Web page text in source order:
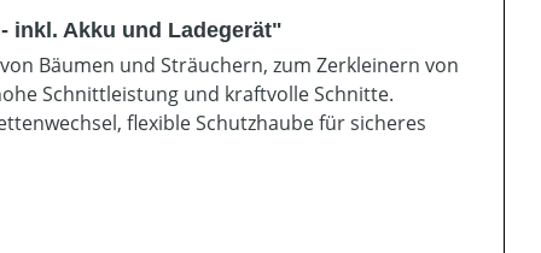
inkl. Akku und Ladegerät"
Bäumen und Sträuchern, zum Zerkleinern von
Schnittleistung und kraftvolle Schnitte.
flexible Schutzhaube für sicheres